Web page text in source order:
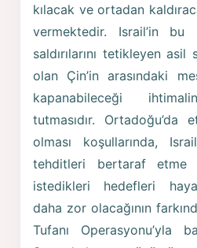
kılacak ve ortadan
vermektedir. Israil’in
saldırılarını tetikleyen
olan Çin’in arasındaki
kapanabileceği
tutmasıdır.
olması koşullarında,
tehditleri bertaraf etme
istedikleri hedefleri
daha zor olacağının
Tufanı Operasyonu’yla